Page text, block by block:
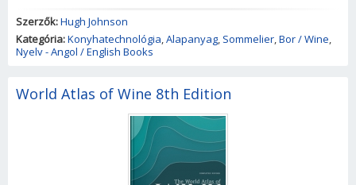
Szerzők:Hugh Johnson
Kategória:Konyhatechnológia,Alapanyag, Sommelier,Bor / Wine,
Nyelv - Angol / English Books
World Atlas of Wine 8th Edition